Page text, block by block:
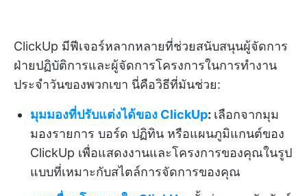
ClickUp มีฟีเจอร์หลากหลายที่ช่วยสนับสนุนผู้จัดการ
ฝ่ายปฏิบัติการและผู้จัดการโครงการในการทำงาน
ประจำวันของพวกเขา นี่คือวิธีที่มันช่วย:
มุมมองที่ปรับแต่งได้ของ ClickUp: เลือกจากมุม
มองรายการ บอร์ด ปฏิทิน หรือแผนภูมิแกนต์ของ
ClickUp เพื่อแสดงงานและโครงการของคุณในรูป
แบบที่เหมาะกับสไตล์การจัดการของคุณ